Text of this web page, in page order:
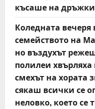
късаше на
Коледната
семейството на
но въздухът
полилеи
смехът на хората
сякаш всички се
неловко, което се